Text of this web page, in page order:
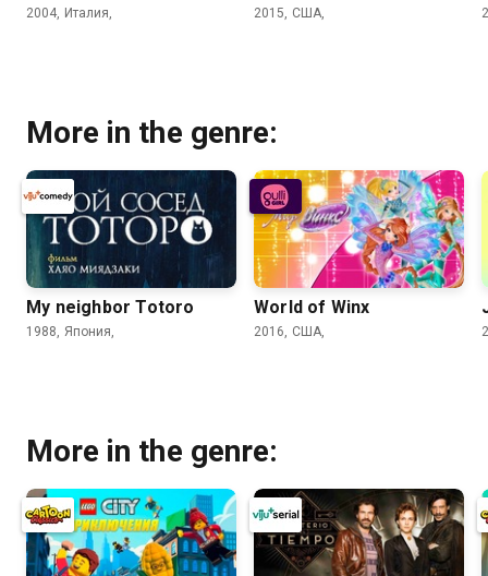
2004, Италия, 2015, США,
More in the genre:
My neighbor Totoro
1988, Япония,
World of Winx
2016, США,
More in the genre: